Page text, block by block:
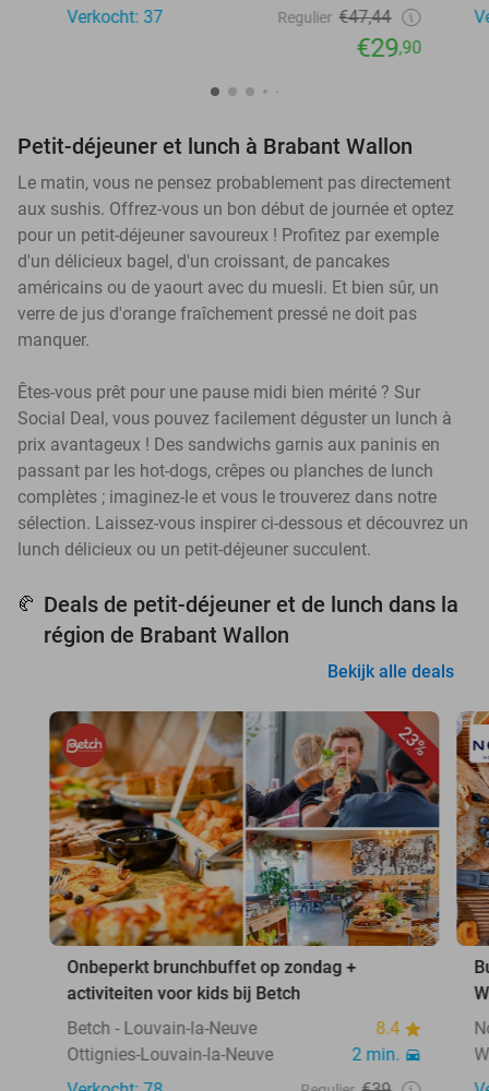
Verkocht: 37
Regulier €47,44
€29,90
Petit-déjeuner et lunch à Brabant Wallon
Le matin, vous ne pensez probablement pas directement
aux sushis. Offrez-vous un bon début de journée et optez
pour un petit-déjeuner savoureux ! Profitez par exemple
d'un délicieux bagel, d'un croissant, de pancakes
américains ou de yaourt avec du muesli. Et bien sûr, un
verre de jus d'orange fraîchement pressé ne doit pas
manquer.
Êtes-vous prêt pour une pause midi bien mérité ? Sur
Social Deal, vous pouvez facilement déguster un lunch à
prix avantageux ! Des sandwichs garnis aux paninis en
passant par les hot-dogs, crêpes ou planches de lunch
complètes ; imaginez-le et vous le trouverez dans notre
sélection. Laissez-vous inspirer ci-dessous et découvrez un
lunch délicieux ou un petit-déjeuner succulent.
🥐 Deals de petit-déjeuner et de lunch dans la
région de Brabant Wallon
Bekijk alle deals
23%
Onbeperkt brunchbuffet op zondag +
activiteiten voor kids bij Betch
Betch - Louvain-la-Neuve
8.4
Ottignies-Louvain-la-Neuve
2 min.